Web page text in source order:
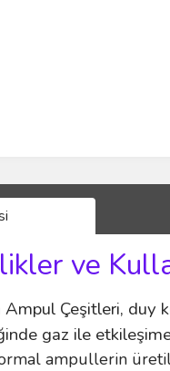
ve
Çeşitleri, duy
gaz ile
ampullerin